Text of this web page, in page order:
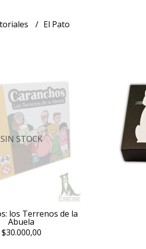
El Pato
SIN STOCK
los Terrenos de la
Abuela
$30.000,00